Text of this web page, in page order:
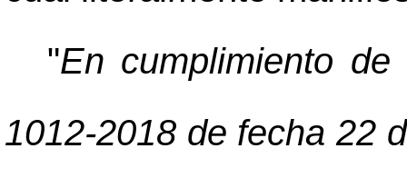
"En cumplimiento
1012-2018 de fecha 22